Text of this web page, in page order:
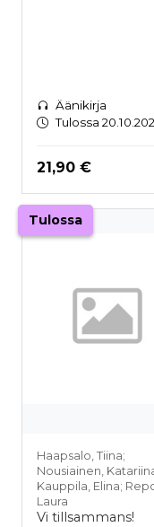
Äänikirja
Tulossa
Hinta nyt
21,90 €
Tulossa
Haapsalo, Tiina;
Nousiainen,
Kauppila, Elina;
Laura
Vi tillsammans!